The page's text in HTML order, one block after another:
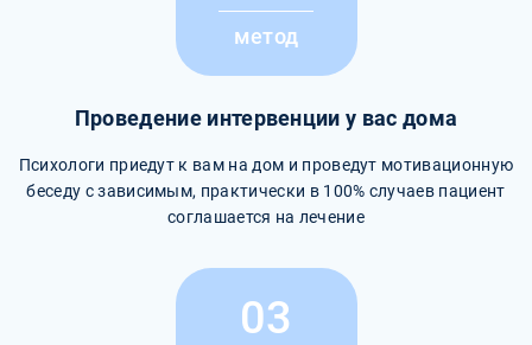
метод
Проведение интервенции у вас дома
Психологи приедут к вам на дом и проведут мотивационную
беседу с зависимым, практически в 100% случаев пациент
соглашается на лечение
03